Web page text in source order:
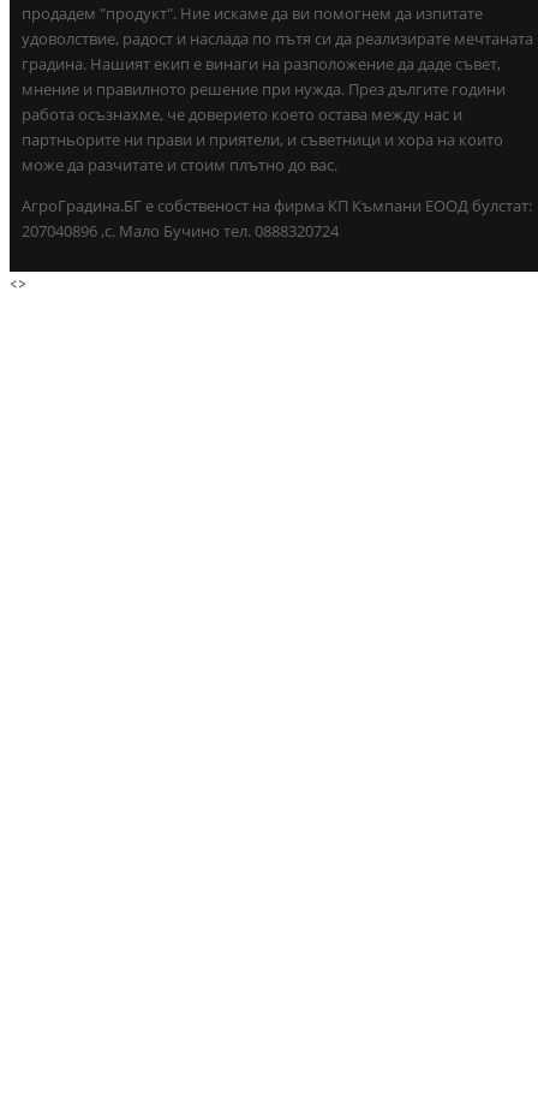
продадем "продукт". Ние искаме да ви помогнем да изпитате
удоволствие, радост и наслада по пътя си да реализирате мечтаната
градина. Нашият екип е винаги на разположение да даде съвет,
мнение и правилното решение при нужда. През дългите години
работа осъзнахме, че доверието което остава между нас и
партньорите ни прави и приятели, и съветници и хора на които
може да разчитате и стоим плътно до вас.
АгроГрадина.БГ е собственост на фирма КП Къмпани ЕООД булстат:
207040896 ,с. Мало Бучино тел. 0888320724
<>